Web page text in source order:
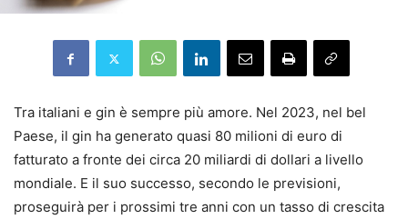
Tra italiani e gin è sempre più amore. Nel 2023, nel bel
Paese, il gin ha generato quasi 80 milioni di euro di
fatturato a fronte dei circa 20 miliardi di dollari a livello
mondiale. E il suo successo, secondo le previsioni,
proseguirà per i prossimi tre anni con un tasso di crescita